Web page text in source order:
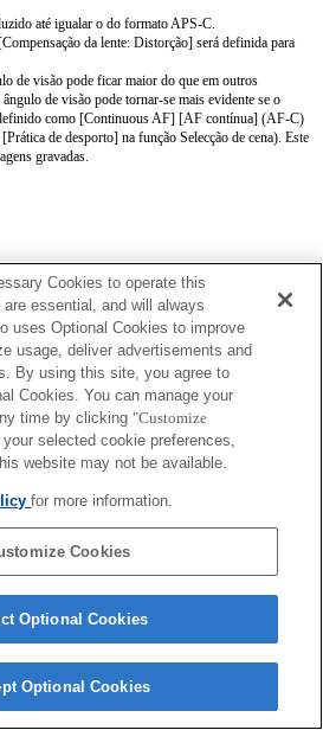
até igualar o do formato APS-C.
da lente: Distorção] será definida para
de visão pode ficar maior do que em outros
de visão pode tornar-se mais evidente se o
como [Continuous AF] [AF contínua] (AF-C)
de desporto] na função Selecção de cena). Este
gravadas.
Copyright 2026 Sony Corporation
Cookies to operate this
essential, and will always
uses Optional Cookies to improve
usage, deliver advertisements and
By using this site, you agree to
Cookies. You can manage your
time by clicking "Customize
your selected cookie preferences,
website may not be available.
for more information.
Cookies
Optional Cookies
Optional Cookies